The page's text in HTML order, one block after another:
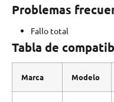
Problemas
Fallo total
Tabla de
Marca Modelo